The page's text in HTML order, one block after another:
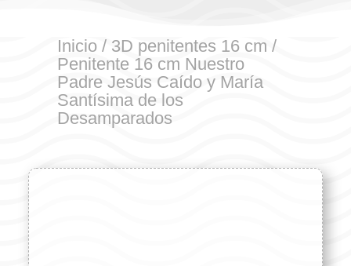
Inicio / 3D penitentes 16 cm /
Penitente 16 cm Nuestro
Padre Jesús Caído y María
Santísima de los
Desamparados